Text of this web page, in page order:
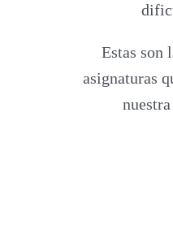
Estas son
asignaturas